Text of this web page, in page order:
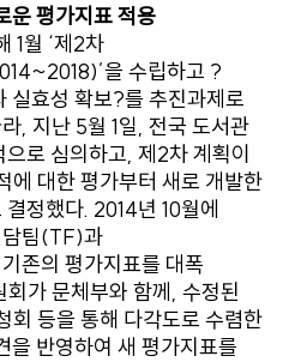
운 평가지표 적용
1월 ‘제2차
을 수립하고 ?
실효성 확보?를 추진과제로
, 지난 5월 1일, 전국 도서관
로 심의하고, 제2차 계획이
에 대한 평가부터 새로 개발한
정했다. 2014년 10월에
담팀(TF)과
존의 평가지표를 대폭
가 문체부와 함께, 수정된
회 등을 통해 다각도로 수렴한
을 반영하여 새 평가지표를